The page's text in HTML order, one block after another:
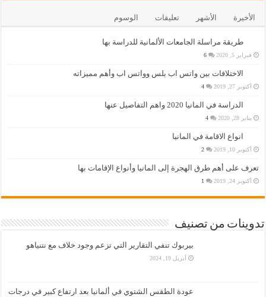
الأخيرة الأشهر تعليقات الوسوم
طريقة مراسلة الجامعات الألمانية للدراسة بها
فبراير 5, 2020 6
الاختلافات بين واتس اب بلس وواتس اب وأهم مميزاته
أكتوبر 27, 2019 4
الدراسة في المانيا 2020 واهم التفاصيل عنها
يناير 28, 2020 4
انواع الاقامة في المانيا
أكتوبر 10, 2019 2
تعرف على أهم طرق الهجرة إلى المانيا وأنواع الإقامات بها
أكتوبر 24, 2019 1
تدوينات من تصنيف
بيربوك تنفي التقارير التي تزعم وجود خلاف مع نتنياهو
أبريل 19, 2024
عودة الطقس الشتوي في ألمانيا بعد ارتفاع كبير في درجات